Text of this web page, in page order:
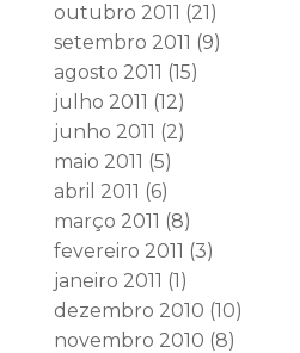
outubro 2011 (21)
setembro 2011 (9)
agosto 2011 (15)
julho 2011 (12)
junho 2011 (2)
maio 2011 (5)
abril 2011 (6)
março 2011 (8)
fevereiro 2011 (3)
janeiro 2011 (1)
dezembro 2010 (10)
novembro 2010 (8)